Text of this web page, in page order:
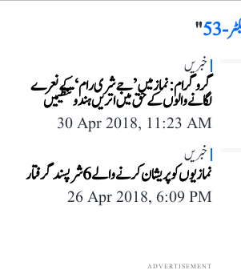
53
"
خبریں
گروگرام: نماز میں’جے شری رام‘ کے نعرے
لگانے والوں کے حق میں اتریں ہندو تنظیمیں
30 Apr 2018, 11:23 AM
خبریں
نماز یوں کو پریشان کرنے والے 6 شرپسند گرفتار
26 Apr 2018, 6:09 PM
ADVERTISEMENT